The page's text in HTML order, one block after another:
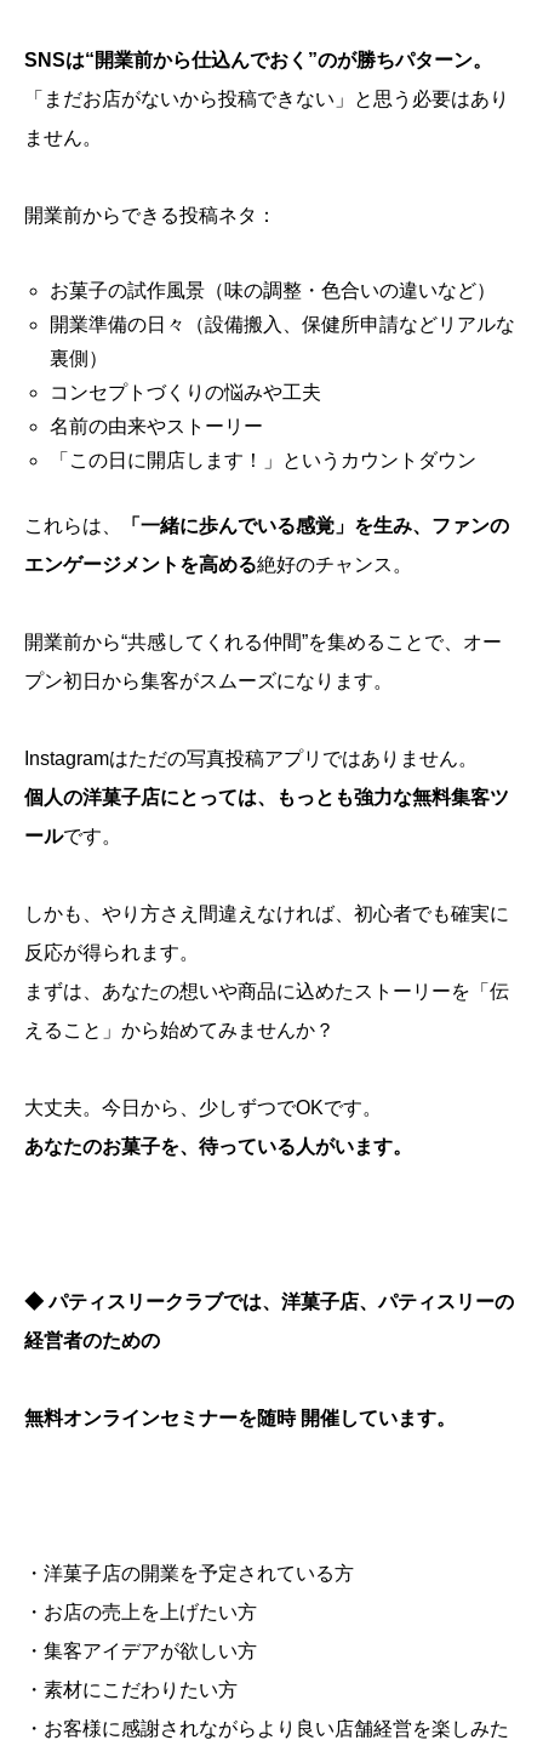
SNSは“開業前から仕込んでおく”のが勝ちパターン。
「まだお店がないから投稿できない」と思う必要はあり
ません。
開業前からできる投稿ネタ：
お菓子の試作風景（味の調整・色合いの違いなど）
開業準備の日々（設備搬入、保健所申請などリアルな
裏側）
コンセプトづくりの悩みや工夫
名前の由来やストーリー
「この日に開店します！」というカウントダウン
これらは、
「一緒に歩んでいる感覚」を生み、ファンの
エンゲージメントを高める絶好のチャンス。
開業前から“共感してくれる仲間”を集めることで、オー
プン初日から集客がスムーズになります。
Instagramはただの写真投稿アプリではありません。
個人の洋菓子店にとっては、もっとも強力な無料集客ツ
ールです。
しかも、やり方さえ間違えなければ、初心者でも確実に
反応が得られます。
まずは、あなたの想いや商品に込めたストーリーを「伝
えること」から始めてみませんか？
大丈夫。今日から、少しずつでOKです。
あなたのお菓子を、待っている人がいます。
◆ パティスリークラブでは、洋菓子店、パティスリーの
経営者のための
無料オンラインセミナーを随時 開催しています。
・洋菓子店の開業を予定されている方
・お店の売上を上げたい方
・集客アイデアが欲しい方
・素材にこだわりたい方
・お客様に感謝されながらより良い店舗経営を楽しみた